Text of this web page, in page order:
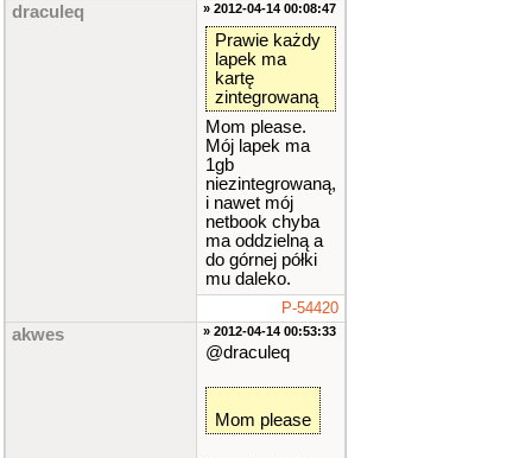
draculeq » 2012-04-14 00:08:47
Prawie każdy
lapek ma
kartę
zintegrowaną
Mom please.
Mój lapek ma
1gb
niezintegrowaną,
i nawet mój
netbook chyba
ma oddzielną a
do górnej półki
mu daleko.
P-54420
akwes » 2012-04-14 00:53:33
@draculeq
Mom please